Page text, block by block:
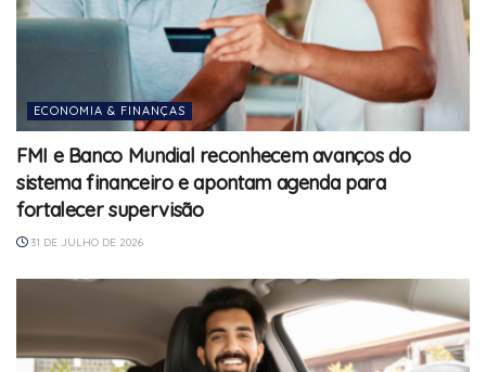
ECONOMIA & FINANÇAS
FMI e Banco Mundial reconhecem avanços do
sistema financeiro e apontam agenda para
fortalecer supervisão
31 DE JULHO DE 2026